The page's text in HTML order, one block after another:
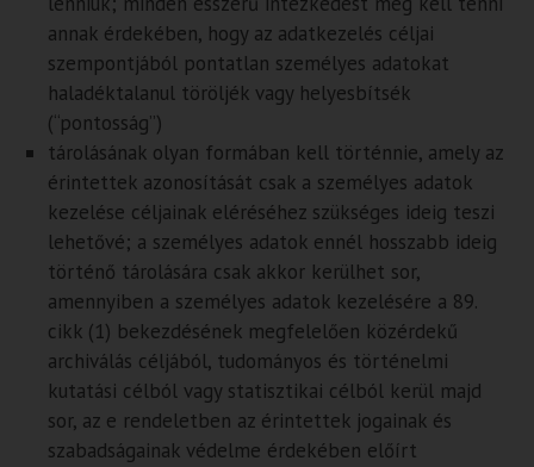
annak érdekében, hogy az adatkezelés céljai
szempontjából pontatlan személyes adatokat
haladéktalanul töröljék vagy helyesbítsék
(“pontosság”)
tárolásának olyan formában kell történnie, amely az
érintettek azonosítását csak a személyes adatok
kezelése céljainak eléréséhez szükséges ideig teszi
lehetővé; a személyes adatok ennél hosszabb ideig
történő tárolására csak akkor kerülhet sor,
amennyiben a személyes adatok kezelésére a 89.
cikk (1) bekezdésének megfelelően közérdekű
archiválás céljából, tudományos és történelmi
kutatási célból vagy statisztikai célból kerül majd
sor, az e rendeletben az érintettek jogainak és
szabadságainak védelme érdekében előírt